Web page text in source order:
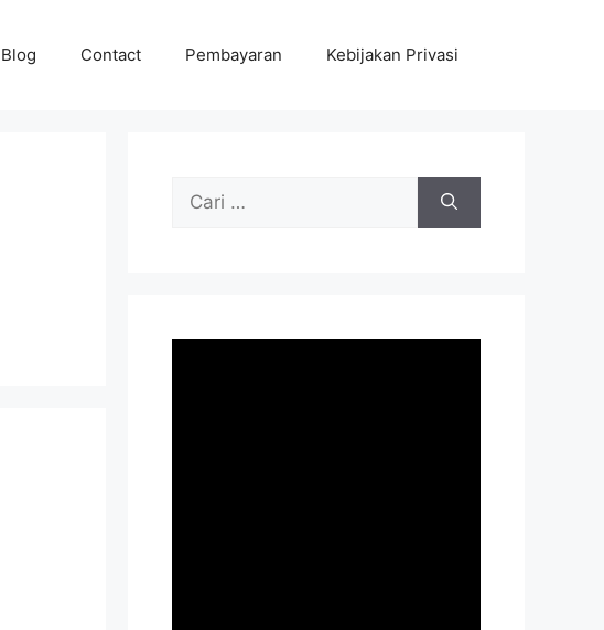
Blog Contact Pembayaran Kebijakan Privasi
Cari